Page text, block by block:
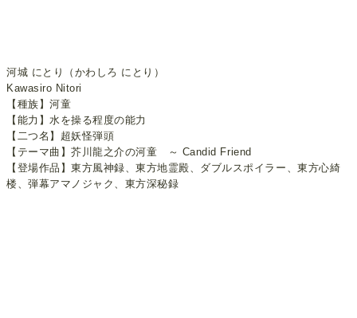
河城 にとり（かわしろ にとり）
Kawasiro Nitori
【種族】河童
【能力】水を操る程度の能力
【二つ名】超妖怪弾頭
【テーマ曲】芥川龍之介の河童 ～ Candid Friend
【登場作品】東方風神録、東方地霊殿、ダブルスポイラー、東方心綺
楼、弾幕アマノジャク、東方深秘録